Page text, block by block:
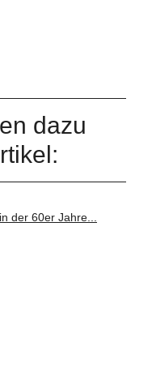
dazu